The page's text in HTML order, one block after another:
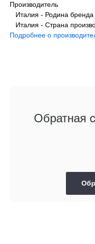
Производитель
Италия - Родина бренда
Италия - Страна
Подробнее о
Обратная